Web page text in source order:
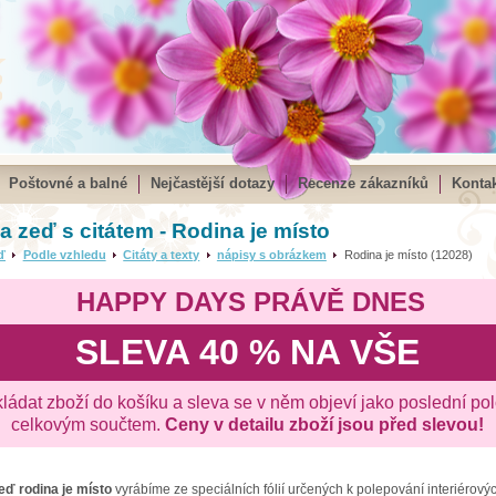
Poštovné a balné Nejčastější dotazy Recenze zákazníků
zeď s citátem - Rodina je místo
Podle vzhledu Citáty a texty nápisy s obrázkem Rodina je místo (12028)
HAPPY DAYS PRÁVĚ DNES
SLEVA 40 % NA VŠE
zboží do košíku a sleva se v něm objeví jako poslední
celkovým součtem. Ceny v detailu zboží jsou před slevou!
rodina je místo vyrábíme ze speciálních fólií určených k polepování